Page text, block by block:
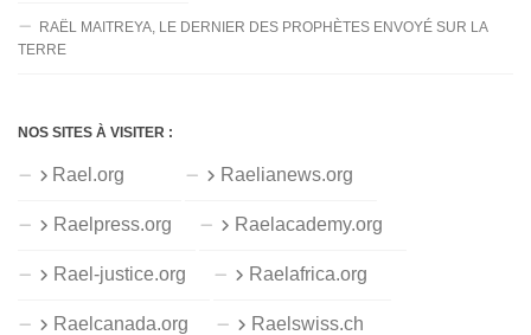
RAËL MAITREYA, LE DERNIER DES PROPHÈTES ENVOYÉ SUR LA
TERRE
NOS SITES À VISITER :
Rael.org Raelianews.org
Raelpress.org Raelacademy.org
Rael-justice.org Raelafrica.org
Raelcanada.org Raelswiss.ch